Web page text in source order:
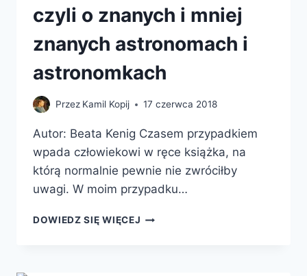
czyli o znanych i mniej
znanych astronomach i
astronomkach
Przez Kamil Kopij 17 czerwca 2018
Autor: Beata Kenig Czasem przypadkiem
wpada człowiekowi w ręce książka, na
którą normalnie pewnie nie zwróciłby
uwagi. W moim przypadku…
DOWIEDZ SIĘ WIĘCEJ O